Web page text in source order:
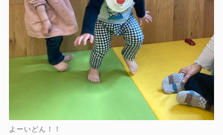
よーいどん！！